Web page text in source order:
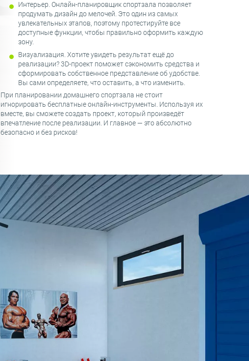
Интерьер. Онлайн-планировщик спортзала позволяет
продумать дизайн до мелочей. Это один из самых
увлекательных этапов, поэтому протестируйте все
доступные функции, чтобы правильно оформить каждую
зону.
Визуализация. Хотите увидеть результат ещё до
реализации? 3D-проект поможет сэкономить средства и
сформировать собственное представление об удобстве.
Вы сами определяете, что оставить, а что изменить.
При планировании домашнего спортзала не стоит
игнорировать бесплатные онлайн-инструменты. Используя их
вместе, вы сможете создать проект, который произведёт
впечатление после реализации. И главное — это абсолютно
безопасно и без рисков!